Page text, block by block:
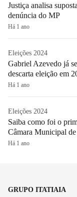
Justiça analisa
denúncia do MP
Há 1 ano
Eleições 2024
Gabriel Azevedo já
descarta eleição em
Há 1 ano
Eleições 2024
Saiba como foi o
Câmara Municipal
Há 1 ano
GRUPO ITATIAIA